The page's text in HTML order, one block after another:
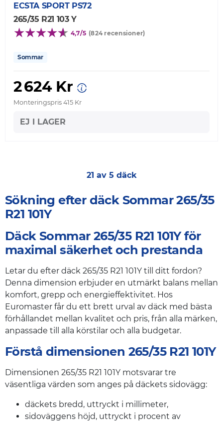
ECSTA SPORT PS72
265/35 R21 103 Y
4,7/5 (824 recensioner)
Sommar
2 624 Kr
Monteringspris 415 Kr
EJ I LAGER
21 av 5 däck
Sökning efter däck Sommar 265/35
R21 101Y
Däck Sommar 265/35 R21 101Y för
maximal säkerhet och prestanda
Letar du efter däck 265/35 R21 101Y till ditt fordon?
Denna dimension erbjuder en utmärkt balans mellan
komfort, grepp och energieffektivitet. Hos
Euromaster får du ett brett urval av däck med bästa
förhållandet mellan kvalitet och pris, från alla märken,
anpassade till alla körstilar och alla budgetar.
Förstå dimensionen 265/35 R21 101Y
Dimensionen 265/35 R21 101Y motsvarar tre
väsentliga värden som anges på däckets sidovägg:
däckets bredd, uttryckt i millimeter,
sidoväggens höjd, uttryckt i procent av